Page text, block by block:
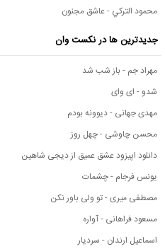
محمود التركي - عاشق مجنون
جدیدترین ها در نکست وان
مهراد جم - باز شب شد
شدو - ای وای
مهدی جهانی - دیوونه بودم
محسن چاوشی - چهل روز
دانلود اپیزود عشق عمیق از دیجی شاهین
یونس فرجام - چشمات
مصطفی میری - تو ولی باور نکن
مسعود فراهانی - آواره
اسماعیل ارندان - سردیار